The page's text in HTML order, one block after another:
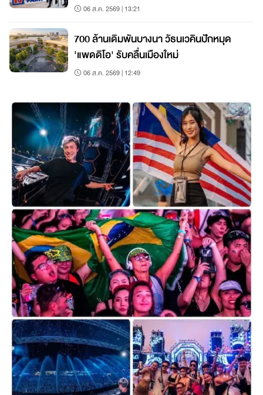
06 ส.ค. 2569 | 13:21
700 ล้านเดิมพันบางนา วัธนเวคินปักหมุด
'แพดดิโอ' รับคลื่นเมืองใหม่
06 ส.ค. 2569 | 12:49